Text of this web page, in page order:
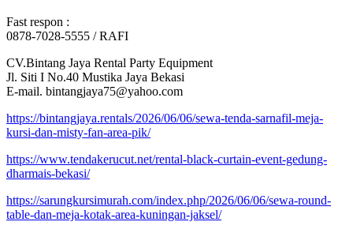
Fast respon :
0878-7028-5555 / RAFI
CV.Bintang Jaya Rental Party Equipment
Jl. Siti I No.40 Mustika Jaya Bekasi
E-mail. bintangjaya75@yahoo.com
https://bintangjaya.rentals/2026/06/06/sewa-tenda-sarnafil-meja-
kursi-dan-misty-fan-area-pik/
https://www.tendakerucut.net/rental-black-curtain-event-gedung-
dharmais-bekasi/
https://sarungkursimurah.com/index.php/2026/06/06/sewa-round-
table-dan-meja-kotak-area-kuningan-jaksel/